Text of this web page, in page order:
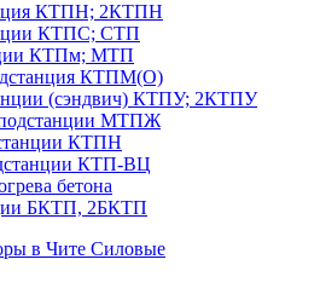
КТПН; 2КТПН
КТПС; СТП
КТПм; МТП
КТПМ(О)
(сэндвич) КТПУ; 2КТПУ
МТПЖ
КТПН
КТП-ВЦ
бетона
БКТП, 2БКТП
Силовые